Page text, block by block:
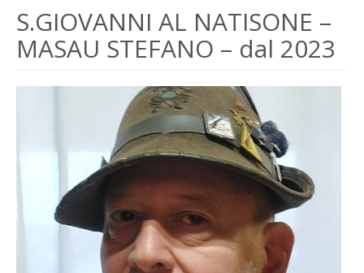
S.GIOVANNI AL NATISONE –
MASAU STEFANO – dal 2023